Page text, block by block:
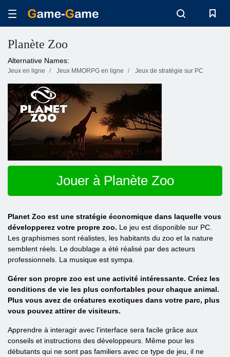
Planète Zoo
Alternative Names:
Jeux en ligne Jeux MMORPG en ligne Jeux de stratégie sur PC
Jouer à Planète Zoo
Planet Zoo est une stratégie économique dans laquelle vous
développerez votre propre zoo. Le jeu est disponible sur PC.
Les graphismes sont réalistes, les habitants du zoo et la nature
semblent réels. Le doublage a été réalisé par des acteurs
professionnels. La musique est sympa.
Gérer son propre zoo est une activité intéressante. Créez les
conditions de vie les plus confortables pour chaque animal.
Plus vous avez de créatures exotiques dans votre parc, plus
vous pouvez attirer de visiteurs.
Apprendre à interagir avec l'interface sera facile grâce aux
conseils et instructions des développeurs. Même pour les
débutants qui ne sont pas familiers avec ce type de jeu, il ne